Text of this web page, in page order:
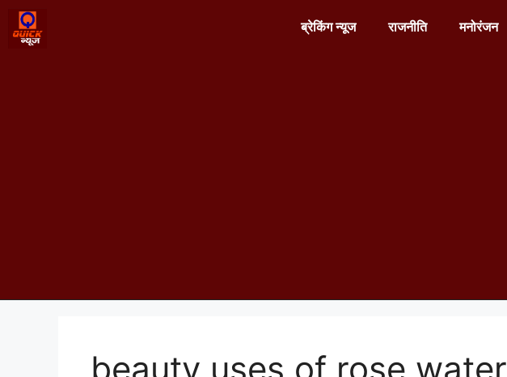
ब्रेकिंग न्यूज राजनीति मनोरंजन
beauty uses of rose water